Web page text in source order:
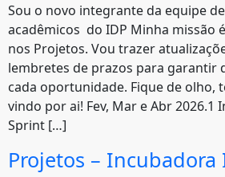
Sou o novo integrante da equipe
acadêmicos do IDP Minha missão
nos Projetos. Vou trazer
lembretes de prazos para garantir
cada oportunidade. Fique de olho,
vindo por ai! Fev, Mar e Abr 2026.1
Sprint […]
Projetos – Incubadora